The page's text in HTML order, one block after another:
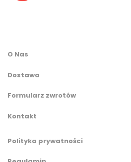
O Nas
Dostawa
Formularz zwrotów
Kontakt
Polityka prywatności